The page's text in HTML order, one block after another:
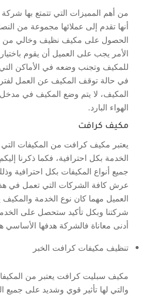
من أهم المميزات التي تتمتع بها
أنها تقدم إلى عملائها مجموعة من
الحصول على مكيف نظيف وخالي من
الأمر يجب على العميل أن يقوم
للمكيف وتجنب وضعه في الأماكن التي
في حالة توقف المكيف عن العمل
المكيف، لا يتم وضع المكيف في مدخل
الهواء البارد.
مكيف كرافت
يعتبر مكيف كرافت من المكيفات التي
الخدمة بكل احترافية، فكما ذكرنا
جميع أنواع المكيفات بكل احترافية
عرش كافة الشركات التي تعمل في
العميل مهما كان نوع الخدمة
شركتنا وبكل تأكيد ستحصل على
أدنى معاناة فالشركة هدفها الأساسي
تنظيف مكيفات كرافت الخبر
مكيف سبليت كرافت يعتبر من
والتي لها تأثير قوي وشديد على جميع